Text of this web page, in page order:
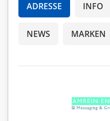
ADRESSE INFO
NEWS MARKEN